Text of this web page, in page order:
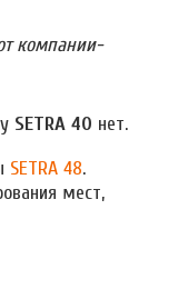
компании-
SETRA 40 нет.
SETRA 48.
мест,